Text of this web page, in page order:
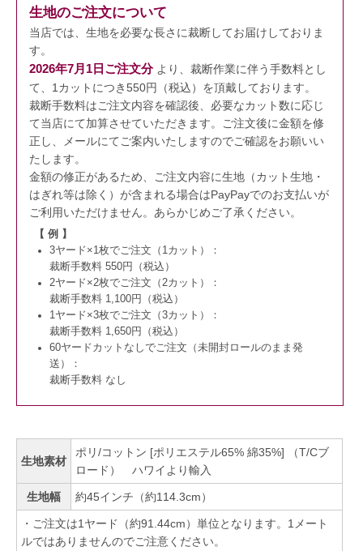
生地のご注文について
当店では、生地を必要な長さに裁断してお届けしておりま
す。
2026年7月1日ご注文分より、裁断作業に伴う手数料とし
て、1カットにつき550円（税込）を頂戴しております。
裁断手数料はご注文内容を確認後、必要なカット数に応じ
て当店にて加算させていただきます。
ご注文後に金額を修
正し、メールにてご案内いたしますのでご確認をお願いい
たします。
金額の修正があるため、ご注文内容に生地（カット生地・
はぎれ等は除く）が含まれる場合はPayPayでのお支払いが
ご利用いただけません。 あらかじめご了承ください。
【 例 】
3ヤード×1枚でご注文（1カット）：
裁断手数料 550円（税込）
2ヤード×2枚でご注文（2カット）：
裁断手数料 1,100円（税込）
1ヤード×3枚でご注文（3カット）：
裁断手数料 1,650円（税込）
60ヤードカットなしでご注文（未開封ロールのまま発
送）：
裁断手数料 なし
生地素材
ポリ/コットン [ポリエステル65% 綿35%] （T/Cブ
ロード） ハワイより輸入
生地幅 約45インチ（約114.3cm）
・ご注文は1ヤード（約91.44cm）単位となります。1メート
ルではありませんのでご注意ください。